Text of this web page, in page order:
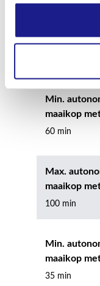
Max.
maaikop
Min.
maaikop
60 min
Max.
maaikop
100 min
Min.
maaikop
35 min